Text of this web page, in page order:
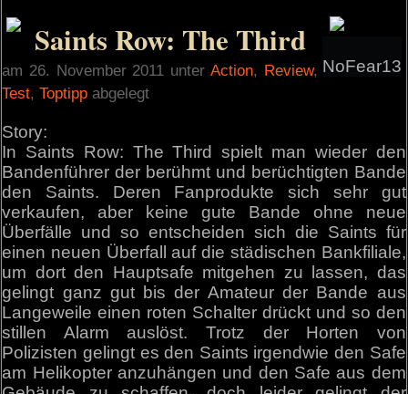
NoFear13
Saints Row: The Third
am 26. November 2011 unter Action, Review,
Test,Toptipp abgelegt
Story:
In Saints Row: The Third spielt man wieder den
Bandenführer der berühmt und berüchtigten Bande
den Saints. Deren Fanprodukte sich sehr gut
verkaufen, aber keine gute Bande ohne neue
Überfälle und so entscheiden sich die Saints für
einen neuen Überfall auf die städischen Bankfiliale,
um dort den Hauptsafe mitgehen zu lassen, das
gelingt ganz gut bis der Amateur der Bande aus
Langeweile einen roten Schalter drückt und so den
stillen Alarm auslöst. Trotz der Horten von
Polizisten gelingt es den Saints irgendwie den Safe
am Helikopter anzuhängen und den Safe aus dem